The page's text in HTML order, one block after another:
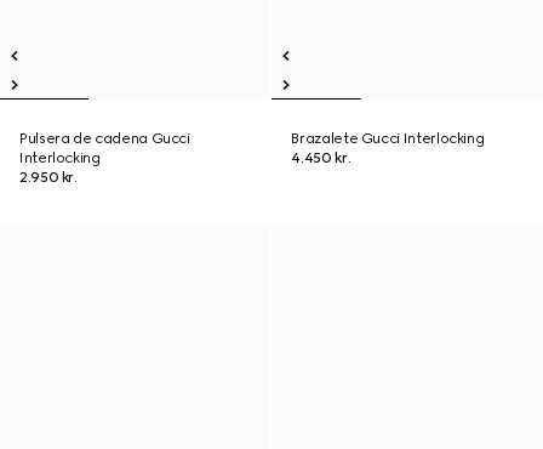
Pulsera de cadena Gucci
Interlocking
2.950 kr.
Brazalete Gucci Interlocking
4.450 kr.